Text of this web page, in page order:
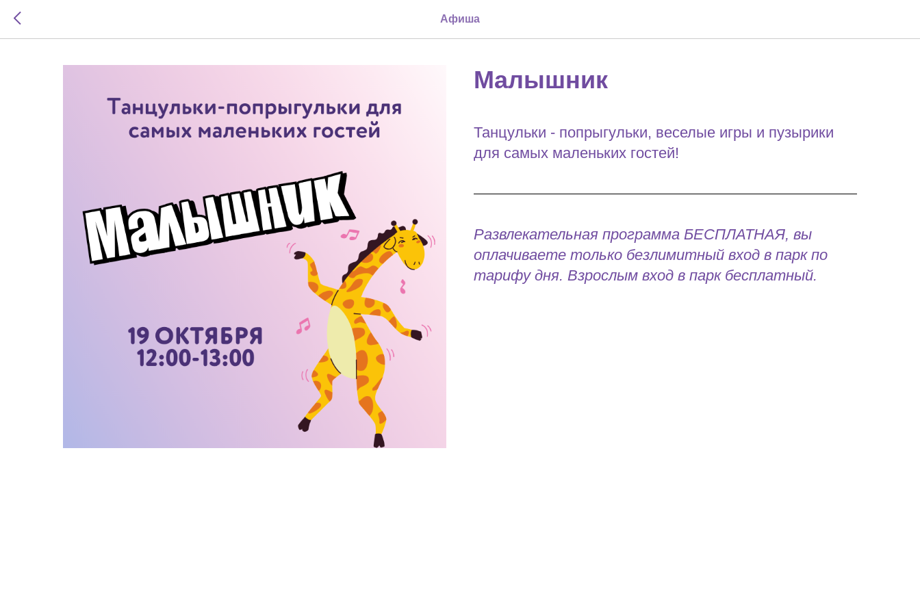
Афиша
Малышник
Танцульки - попрыгульки, веселые игры и пузырики
для самых маленьких гостей!
Развлекательная программа БЕСПЛАТНАЯ, вы
оплачиваете только безлимитный вход в парк по
тарифу дня. Взрослым вход в парк бесплатный.